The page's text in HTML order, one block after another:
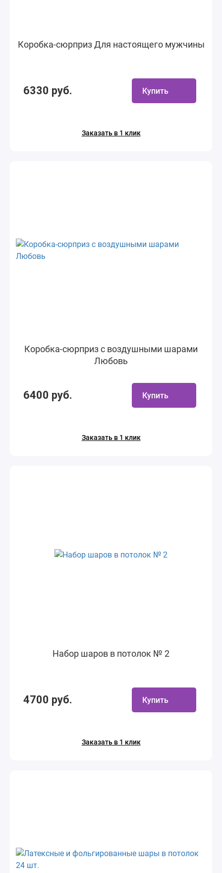
Коробка-сюрприз Для настоящего мужчины
6330 руб. Купить
Заказать в 1 клик
Коробка-сюрприз с воздушными шарами
Любовь
6400 руб. Купить
Заказать в 1 клик
Набор шаров в потолок № 2
4700 руб. Купить
Заказать в 1 клик